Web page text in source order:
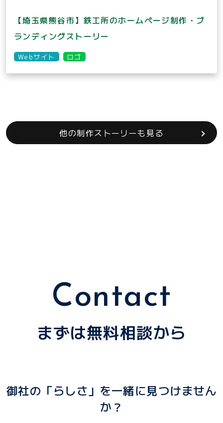
【埼玉県熊谷市】鉄工所のホームページ制作・ブ
ランディングストーリー
Webサイト ロゴ
他の制作ストーリーも見る
Contact
まずは無料相談から
御社の「らしさ」を一緒に見つけません
か？